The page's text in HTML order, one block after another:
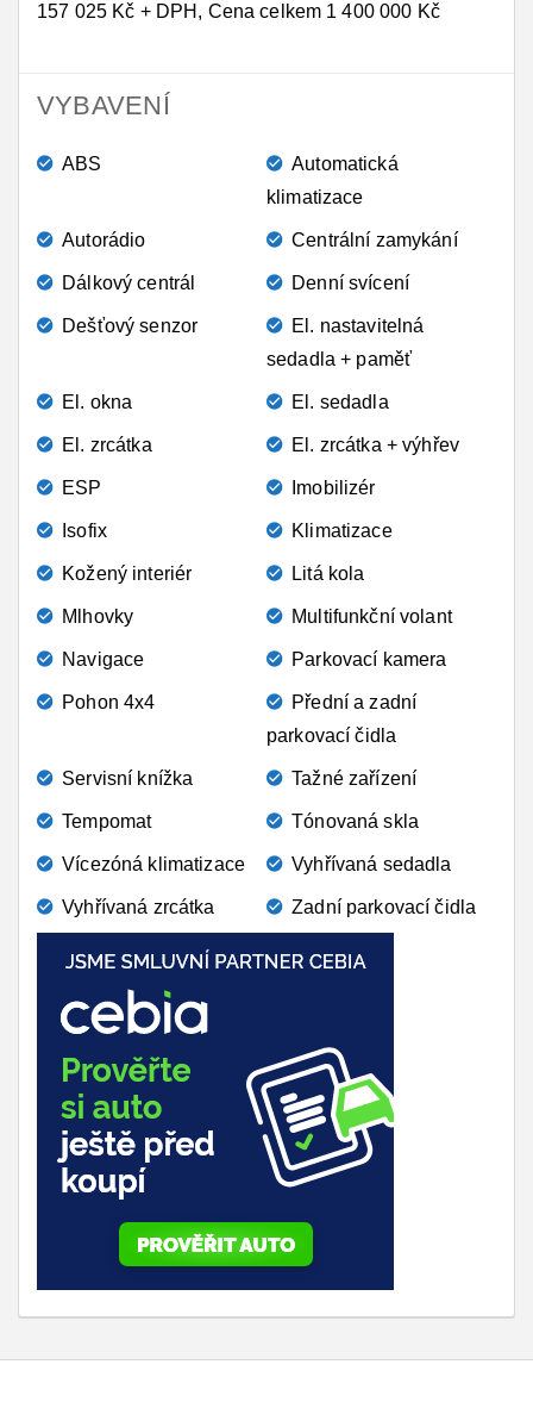
157 025 Kč + DPH, Cena celkem 1 400 000 Kč
VYBAVENÍ
ABS
Automatická
klimatizace
Autorádio Centrální zamykání
Dálkový centrál Denní svícení
Dešťový senzor
El. nastavitelná
sedadla + paměť
El. okna El. sedadla
El. zrcátka El. zrcátka + výhřev
ESP Imobilizér
Isofix Klimatizace
Kožený interiér Litá kola
Mlhovky Multifunkční volant
Navigace Parkovací kamera
Pohon 4x4
Přední a zadní
parkovací čidla
Servisní knížka Tažné zařízení
Tempomat Tónovaná skla
Vícezóná klimatizace Vyhřívaná sedadla
Vyhřívaná zrcátka Zadní parkovací čidla